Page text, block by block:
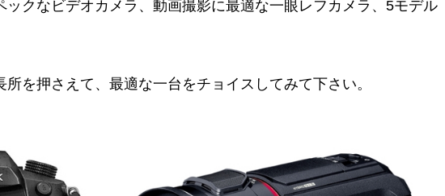
ックなビデオカメラ、動画撮影に最適な一眼レフカメラ、5モデル
を押さえて、最適な一台をチョイスしてみて下さい。